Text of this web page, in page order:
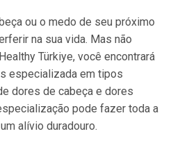
ou o medo de seu próximo
na sua vida. Mas não
Türkiye, você encontrará
especializada em tipos
dores de cabeça e dores
pode fazer toda a
alívio duradouro.